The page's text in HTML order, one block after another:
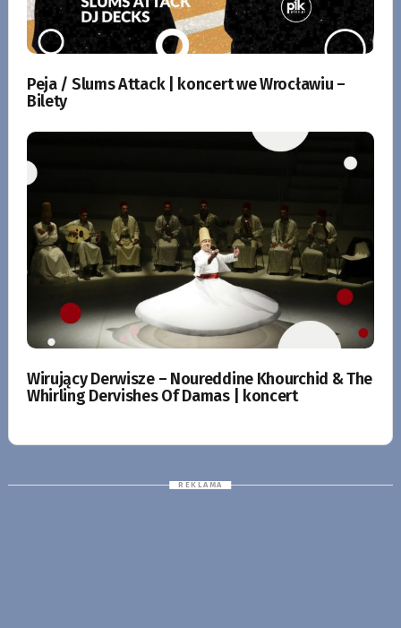
Peja / Slums Attack | koncert we Wrocławiu –
Bilety
Wirujący Derwisze – Noureddine Khourchid & The
Whirling Dervishes Of Damas | koncert